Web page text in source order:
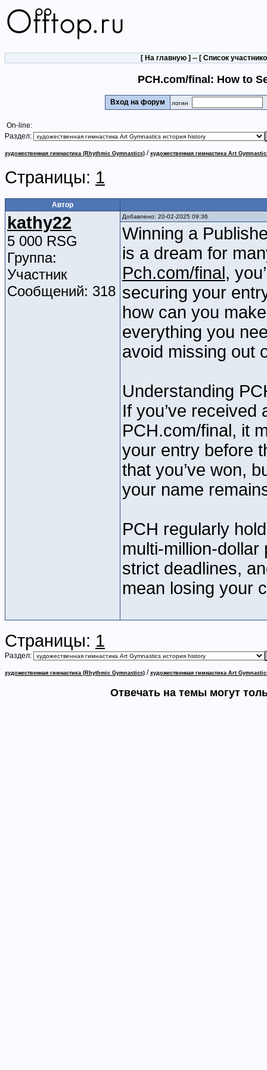
[ На главную ] -- [ Список
PCH.com/final: How to
Вход на форум логин
On-line:
Раздел:
художественная гимнастика (Rhythmic Gymnastics) / художественная гимнастика Art
Страницы: 1
Автор
kathy22
5 000 RSG
Группа:
Участник
Сообщений: 318
Добавлено: 20-02-2025 09:36
Winning a
is a dream for
Pch.com/final,
securing your
how can you
everything you
avoid missing out
Understanding
If you’ve
PCH.com/final, it
your entry before
that you’ve won,
your name
PCH regularly
multi-million-
strict deadlines,
mean losing your
Страницы: 1
Раздел:
художественная гимнастика (Rhythmic Gymnastics) / художественная гимнастика Art
Отвечать на темы могут